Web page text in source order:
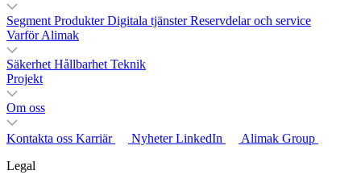
Segment Produkter Digitala tjänster Reservdelar och service
Varför Alimak
Säkerhet Hållbarhet Teknik
Projekt
Om oss
Kontakta oss Karriär Nyheter LinkedIn
Alimak Group
Legal